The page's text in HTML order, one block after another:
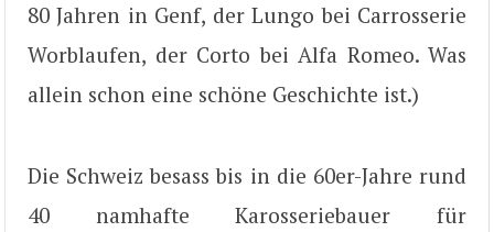
80 Jahren in Genf, der Lungo bei Carrosserie
Worblaufen, der Corto bei Alfa Romeo. Was
allein schon eine schöne Geschichte ist.)
Die Schweiz besass bis in die 60er-Jahre rund
40 namhafte Karosseriebauer für